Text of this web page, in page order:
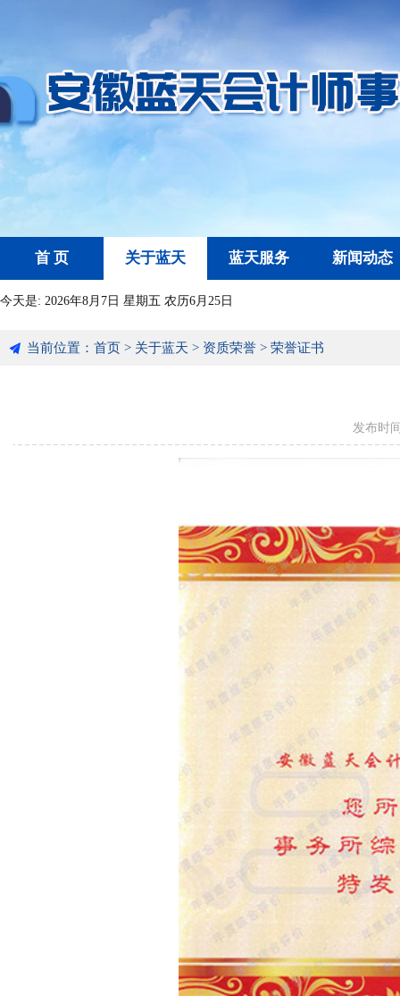
首 页 关于蓝天 蓝天服务 新闻动态
今天是: 2026年8月7日 星期五 农历6月25日
当前位置： 首页 > 关于蓝天 > 资质荣誉 > 荣誉证书
发布时